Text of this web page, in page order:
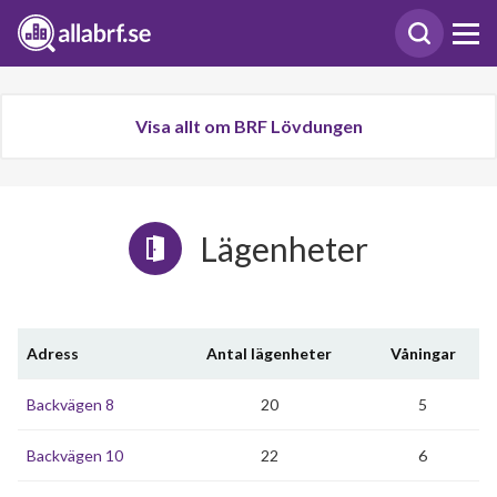
Visa allt om BRF Lövdungen
Lägenheter
Adress Antal lägenheter Våningar
Backvägen 8 20 5
Backvägen 10 22 6